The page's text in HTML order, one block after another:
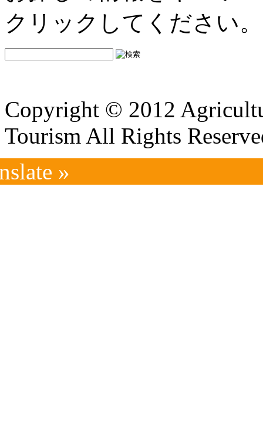
クリックしてください。
Copyright © 2012
Tourism All Rights
»